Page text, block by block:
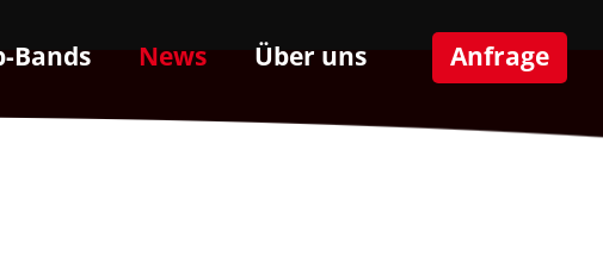
Bands News Über uns Anfrage